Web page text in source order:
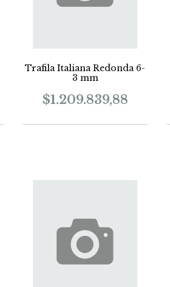
Trafila Italiana Redonda 6-
3 mm
$1.209.839,88